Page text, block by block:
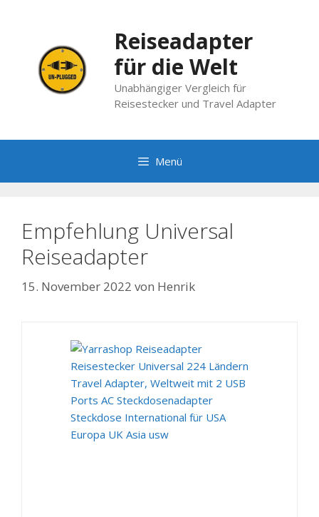
Reiseadapter
für die Welt
Unabhängiger Vergleich für
Reisestecker und Travel Adapter
Menü
Empfehlung Universal
Reiseadapter
15. November 2022 von Henrik